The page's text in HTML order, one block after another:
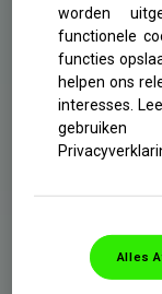
VOOR
te
worden
functionele
functies
helpen ons
interesses.
Alles